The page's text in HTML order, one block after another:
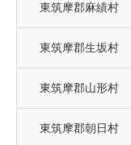
東筑摩郡麻績村
東筑摩郡生坂村
東筑摩郡山形村
東筑摩郡朝日村